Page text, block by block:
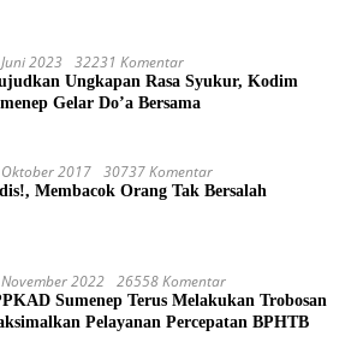
2023 32231 Komentar
Ungkapan Rasa Syukur, Kodim
Gelar Do’a Bersama
2017 30737 Komentar
Membacok Orang Tak Bersalah
2022 26558 Komentar
Sumenep Terus Melakukan Trobosan
Pelayanan Percepatan BPHTB